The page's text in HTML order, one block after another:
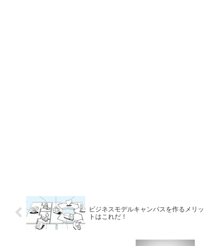
ビジネスモデルキャンバスを作るメリッ
トはこれだ！